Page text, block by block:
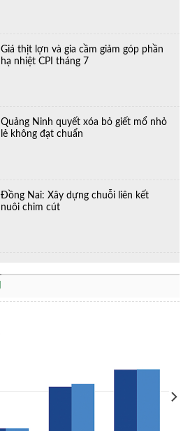
Giá thịt lợn và gia cầm giảm góp phần
hạ nhiệt CPI tháng 7
Quảng Ninh quyết xóa bỏ giết mổ nhỏ
lẻ không đạt chuẩn
Đồng Nai: Xây dựng chuỗi liên kết
nuôi chim cút